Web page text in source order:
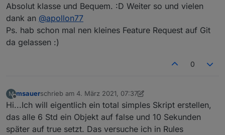
Absolut klasse und Bequem. :D Weiter so und vielen
dank an @apollon77
Ps. hab schon mal nen kleines Feature Request auf Git
da gelassen :)
0
M
Offline
msauerschrieb am 4. März 2021, 07:37
zuletzt editiert von msauer3. Apr. 2021, 08:37
Hi...Ich will eigentlich ein total simples Skript erstellen,
das alle 6 Std ein Objekt auf false und 10 Sekunden
später auf true setzt. Das versuche ich in Rules